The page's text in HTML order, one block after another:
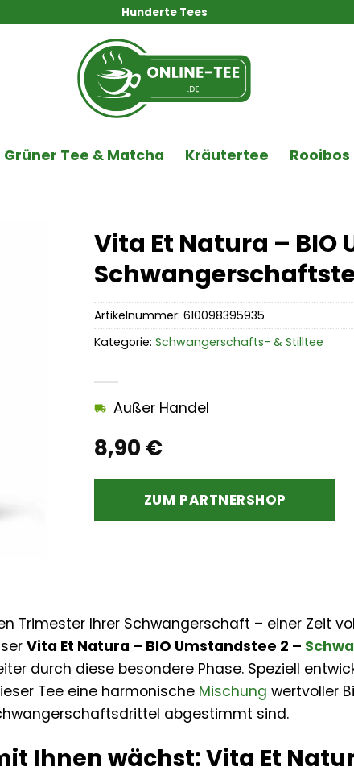
Hunderte Tees
Grüner Tee & Matcha Kräutertee Rooibos
Vita Et Natura – BIO
8,90 €
Außer Handel
ZUM PARTNERSHOP
Artikelnummer:610098395935
Kategorie:Schwangerschafts- & Stilltee
Trimester Ihrer Schwangerschaft – einer Zeit
Vita Et Natura – BIO Umstandstee 2 –
durch diese besondere Phase. Speziell
Tee eine harmonische Mischung wertvoller
abgestimmt sind.
Ihnen wächst: Vita Et